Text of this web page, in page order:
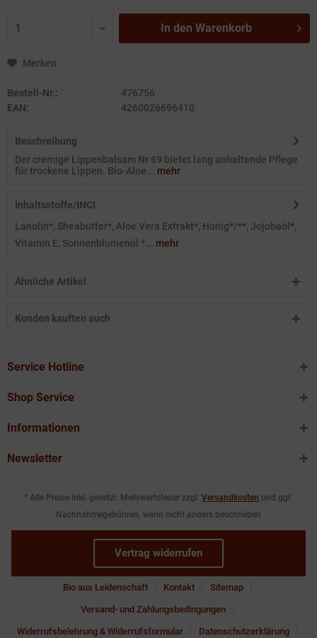
In den Warenkorb
Merken
Bestell-Nr.:
476756
EAN:
4260026696410
Beschreibung
Der cremige Lippenbalsam Nr.69 bietet lang anhaltende Pflege
für trockene Lippen. Bio-Aloe... mehr
Inhaltsstoffe/INCI
Lanolin*, Sheabutter*, Aloe Vera Extrakt*, Honig*/**, Jojobaöl*,
Vitamin E, Sonnenblumenöl *... mehr
Ähnliche Artikel
Kunden kauften auch
Service Hotline
Shop Service
Informationen
Newsletter
* Alle Preise inkl. gesetzl. Mehrwertsteuer zzgl. Versandkosten und ggf.
Nachnahmegebühren, wenn nicht anders beschrieben
Vertrag widerrufen
Bio aus Leidenschaft Kontakt Sitemap
Versand- und Zahlungsbedingungen
Widerrufsbelehrung & Widerrufsformular Datenschutzerklärung